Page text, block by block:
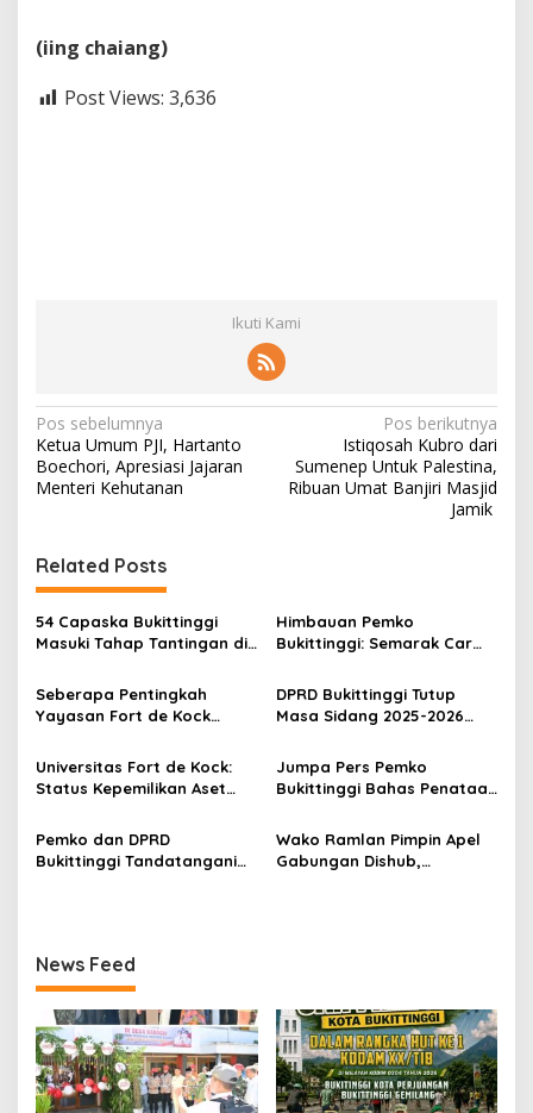
(iing chaiang)
Post Views: 3,636
Ikuti Kami
N
a
v
g
a
s
i
p
o
s
Pos sebelumnya
Ketua Umum PJI, Hartanto
Boechori, Apresiasi Jajaran
Menteri Kehutanan
Pos berikutnya
Istiqosah Kubro dari
Sumenep Untuk Palestina,
Ribuan Umat Banjiri Masjid
Jamik
Related Posts
54 Capaska Bukittinggi
Masuki Tahap Tantingan di
Himbauan Pemko
Bukittinggi: Semarak Car
HUT ke I Komando Daerah
Militer (KODAM) XX/Tuanku
Imam Bonjol
Seberapa Pentingkah
Yayasan Fort de Kock
Perekonomian Masyarakat
Jam Gadang?
DPRD Bukittinggi Tutup
Masa Sidang 2025-2026
2026-2027, Wako Ramlan
Beri Apresiasi
Universitas Fort de Kock:
Status Kepemilikan Aset
Milik Yayasan Berdasarkan
Putusan Mahkamah Agung
Nomor 2108/K/Pdt/2022
Jumpa Pers Pemko
Bukittinggi Bahas Penataan
Kampus UFDK
Pemko dan DPRD
Bukittinggi Tandatangani
Wako Ramlan Pimpin Apel
Gabungan Dishub,
News Feed